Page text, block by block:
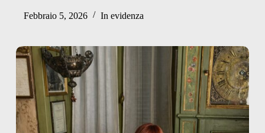
Febbraio 5, 2026 In evidenza